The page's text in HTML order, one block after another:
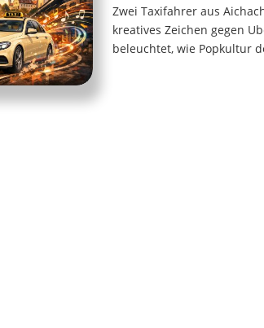
Zwei Taxifahrer aus
kreatives Zeichen gegen
beleuchtet, wie Popkultur